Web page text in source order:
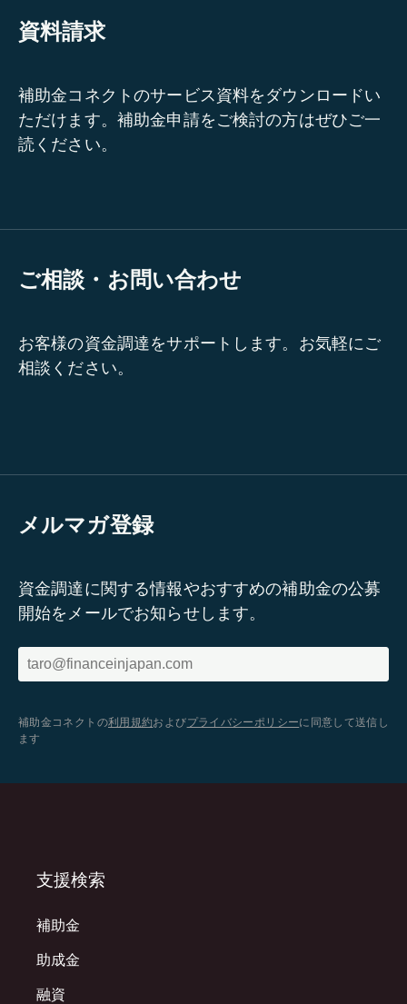
資料請求
補助金コネクトのサービス資料をダウンロードい
ただけます。補助金申請をご検討の方はぜひご一
読ください。
ご相談・お問い合わせ
お客様の資金調達をサポートします。お気軽にご
相談ください。
メルマガ登録
資金調達に関する情報やおすすめの補助金の公募
開始をメールでお知らせします。
補助金コネクトの利用規約およびプライバシーポリシーに同意して送信し
ます
支援検索
補助金
助成金
融資